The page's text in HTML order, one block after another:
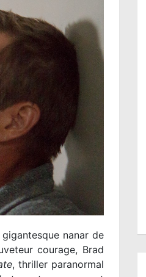
nanar de
courage, Brad
, thriller paranormal